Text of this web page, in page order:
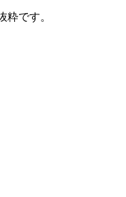
粋です。